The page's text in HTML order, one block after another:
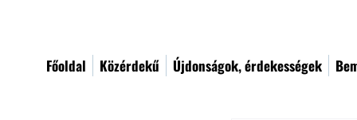
Főoldal Közérdekű Újdonságok, érdekességek